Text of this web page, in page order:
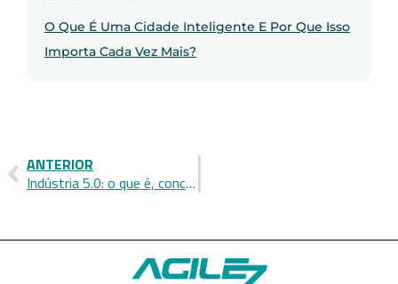
O Que É Uma Cidade Inteligente E Por Que Isso
Importa Cada Vez Mais?
ANTERIOR
Indústria 5.0: o que é, conceitos e mudanças que você precisa entender agora